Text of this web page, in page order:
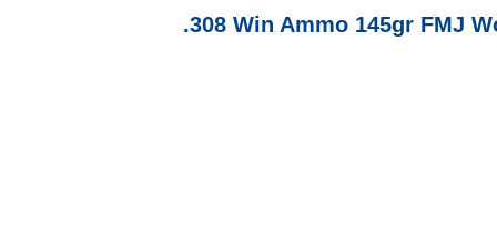
.308 Win Ammo 145gr FMJ